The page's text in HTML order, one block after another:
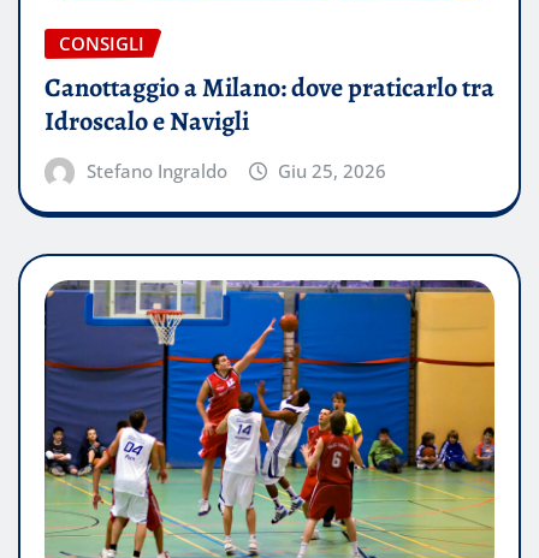
CONSIGLI
Canottaggio a Milano: dove praticarlo tra
Idroscalo e Navigli
Stefano Ingraldo Giu 25, 2026